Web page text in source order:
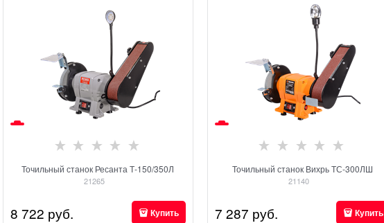
Точильный станок Ресанта Т-150/350Л
21265
8 722 руб. Купить
Точильный станок Вихрь ТС-300ЛШ
21140
7 287 руб. Купить